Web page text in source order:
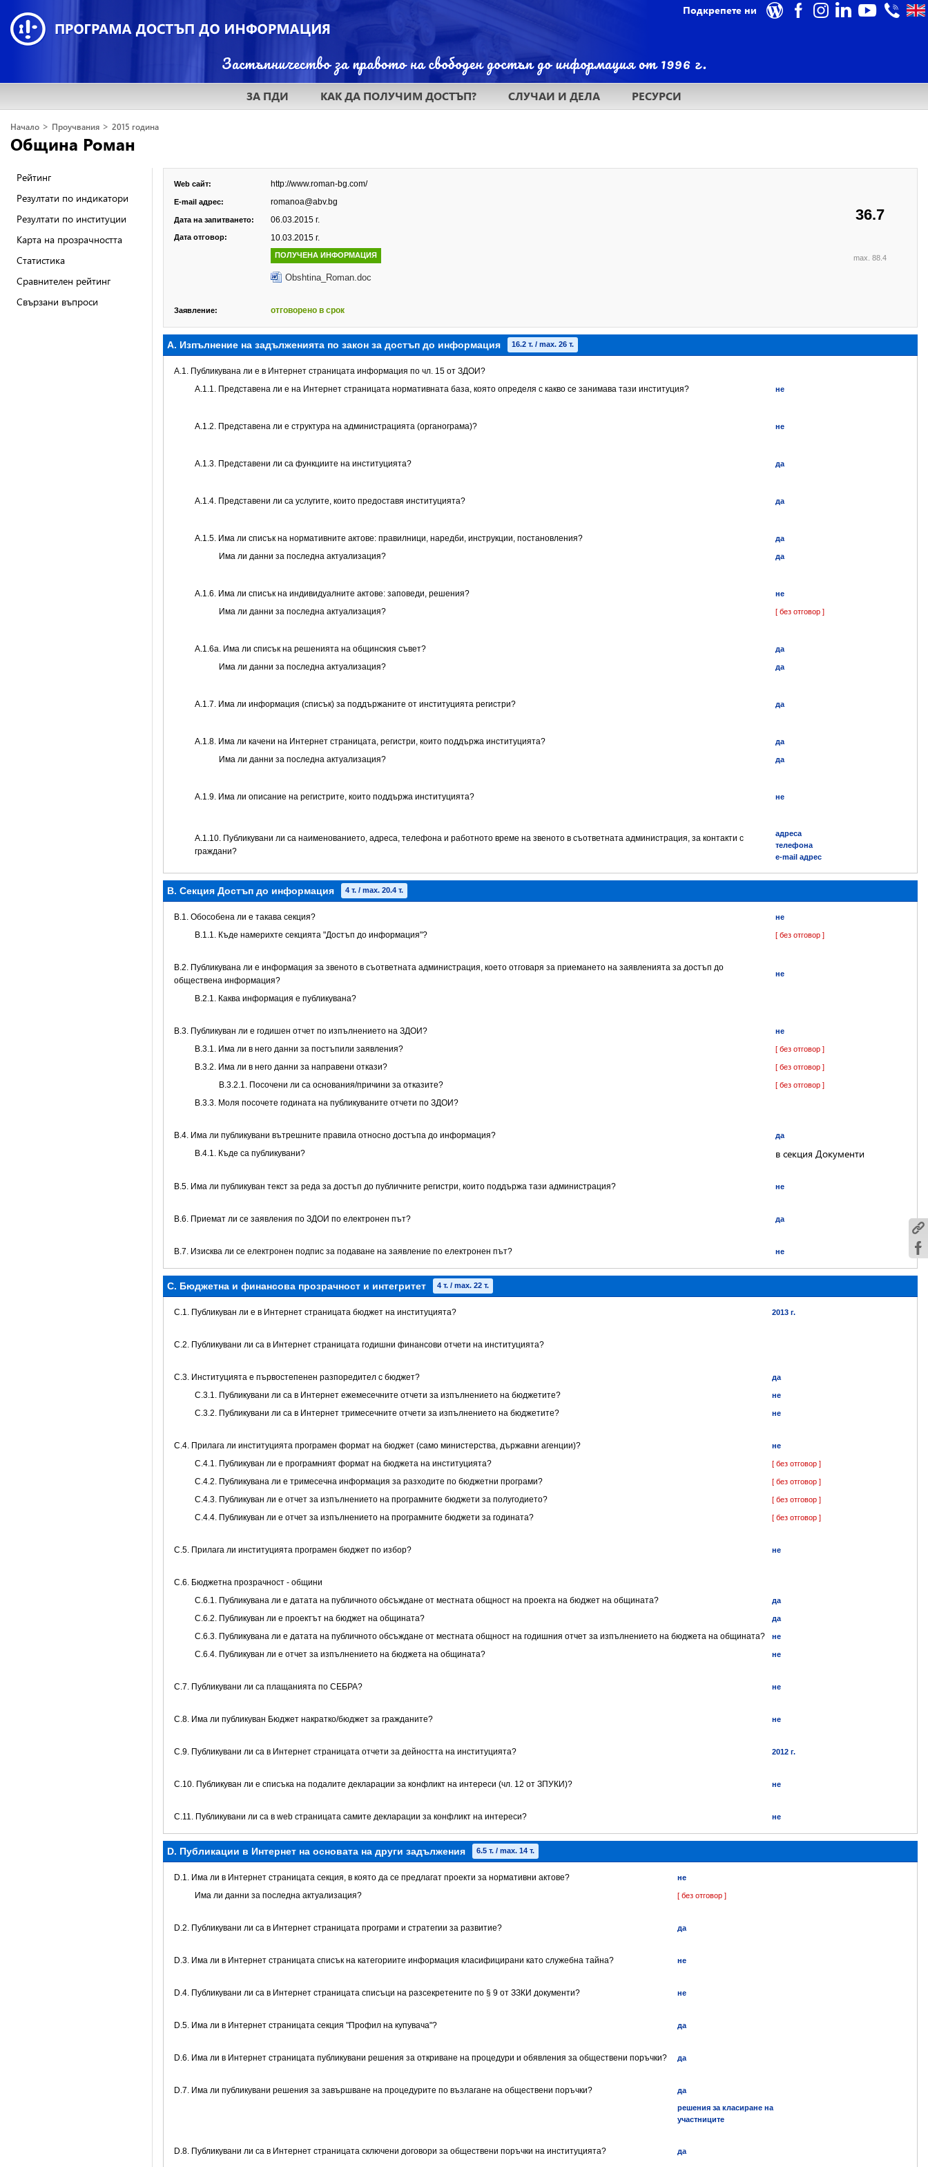
Подкрепете ни
ЗА ПДИ КАК ДА ПОЛУЧИМ ДОСТЪП? СЛУЧАИ И ДЕЛА РЕСУРСИ
Начало > Проучвания > 2015 година
Община Роман
Рейтинг
Резултати по индикатори
Резултати по институции
Карта на прозрачността
Статистика
Сравнителен рейтинг
Свързани въпроси
36.7
max. 88.4
Web сайт: http://www.roman-bg.com/
E-mail адрес: romanoa@abv.bg
Дата на запитването: 06.03.2015 г.
Дата отговор: 10.03.2015 г.
ПОЛУЧЕНА ИНФОРМАЦИЯ
Obshtina_Roman.doc
Заявление: отговорено в срок
А. Изпълнение на задълженията по закон за достъп до информация 16.2 т. / max. 26 т.
A.1. Публикувана ли е в Интернет страницата информация по чл. 15 от ЗДОИ?
A.1.1. Представена ли е на Интернет страницата нормативната база, която определя с какво се занимава тази институция?
не
A.1.2. Представена ли е структура на администрацията (органограма)? не
А.1.3. Представени ли са функциите на институцията? да
А.1.4. Представени ли са услугите, които предоставя институцията? да
А.1.5. Има ли списък на нормативните актове: правилници, наредби, инструкции, постановления? да
Има ли данни за последна актуализация? да
А.1.6. Има ли списък на индивидуалните актове: заповеди, решения? не
Има ли данни за последна актуализация? [ без отговор ]
А.1.6а. Има ли списък на решенията на общинския съвет? да
Има ли данни за последна актуализация? да
А.1.7. Има ли информация (списък) за поддържаните от институцията регистри? да
А.1.8. Има ли качени на Интернет страницата, регистри, които поддържа институцията? да
Има ли данни за последна актуализация? да
А.1.9. Има ли описание на регистрите, които поддържа институцията? не
А.1.10. Публикувани ли са наименованието, адреса, телефона и работното време на звеното в съответната администрация, за контакти с
граждани?
адреса
телефона
e-mail адрес
B. Секция Достъп до информация 4 т. / max. 20.4 т.
В.1. Обособена ли е такава секция? не
В.1.1. Къде намерихте секцията "Достъп до информация"? [ без отговор ]
В.2. Публикувана ли е информация за звеното в съответната администрация, което отговаря за приемането на заявленията за достъп до
обществена информация?
не
B.2.1. Каква информация е публикувана?
В.3. Публикуван ли е годишен отчет по изпълнението на ЗДОИ? не
В.3.1. Има ли в него данни за постъпили заявления? [ без отговор ]
В.3.2. Има ли в него данни за направени откази? [ без отговор ]
В.3.2.1. Посочени ли са основания/причини за отказите? [ без отговор ]
В.3.3. Моля посочете годината на публикуваните отчети по ЗДОИ?
В.4. Има ли публикувани вътрешните правила относно достъпа до информация? да
В.4.1. Къде са публикувани? в секция Документи
В.5. Има ли публикуван текст за реда за достъп до публичните регистри, които поддържа тази администрация? не
В.6. Приемат ли се заявления по ЗДОИ по електронен път? да
В.7. Изисква ли се електронен подпис за подаване на заявление по електронен път? не
C. Бюджетна и финансова прозрачност и интегритет 4 т. / max. 22 т.
C.1. Публикуван ли е в Интернет страницата бюджет на институцията? 2013 г.
C.2. Публикувани ли са в Интернет страницата годишни финансови отчети на институцията?
C.3. Институцията е първостепенен разпоредител с бюджет? да
С.3.1. Публикувани ли са в Интернет ежемесечните отчети за изпълнението на бюджетите? не
С.3.2. Публикувани ли са в Интернет тримесечните отчети за изпълнението на бюджетите? не
С.4. Прилага ли институцията програмен формат на бюджет (само министерства, държавни агенции)? не
С.4.1. Публикуван ли е програмният формат на бюджета на институцията? [ без отговор ]
С.4.2. Публикувана ли е тримесечна информация за разходите по бюджетни програми? [ без отговор ]
С.4.3. Публикуван ли е отчет за изпълнението на програмните бюджети за полугодието? [ без отговор ]
С.4.4. Публикуван ли е отчет за изпълнението на програмните бюджети за годината? [ без отговор ]
С.5. Прилага ли институцията програмен бюджет по избор? не
C.6. Бюджетна прозрачност - общини
С.6.1. Публикувана ли е датата на публичното обсъждане от местната общност на проекта на бюджет на общината?
да
С.6.2. Публикуван ли е проектът на бюджет на общината? да
С.6.3. Публикувана ли е датата на публичното обсъждане от местната общност на годишния отчет за изпълнението на бюджета на общината? не
С.6.4. Публикуван ли е отчет за изпълнението на бюджета на общината? не
С.7. Публикувани ли са плащанията по СЕБРА? не
С.8. Има ли публикуван Бюджет накратко/бюджет за гражданите? не
C.9. Публикувани ли са в Интернет страницата отчети за дейността на институцията? 2012 г.
C.10. Публикуван ли е списъка на подалите декларации за конфликт на интереси (чл. 12 от ЗПУКИ)? не
C.11. Публикувани ли са в web страницата самите декларации за конфликт на интереси? не
D. Публикации в Интернет на основата на други задължения 6.5 т. / max. 14 т.
D.1. Има ли в Интернет страницата секция, в която да се предлагат проекти за нормативни актове? не
Има ли данни за последна актуализация? [ без отговор ]
D.2. Публикувани ли са в Интернет страницата програми и стратегии за развитие? да
D.3. Има ли в Интернет страницата списък на категориите информация класифицирани като служебна тайна? не
D.4. Публикувани ли са в Интернет страницата списъци на разсекретените по § 9 от ЗЗКИ документи? не
D.5. Има ли в Интернет страницата секция "Профил на купувача"? да
D.6. Има ли в Интернет страницата публикувани решения за откриване на процедури и обявления за обществени поръчки? да
D.7. Има ли публикувани решения за завършване на процедурите по възлагане на обществени поръчки? да
решения за класиране на
участниците
D.8. Публикувани ли са в Интернет страницата сключени договори за обществени поръчки на институцията? да